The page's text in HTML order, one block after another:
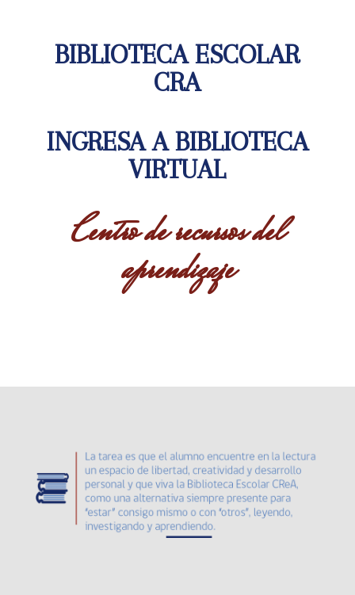
BIBLIOTECA ESCOLAR
CRA
INGRESA A BIBLIOTECA
VIRTUAL
Centro de recursos del
aprendizaje